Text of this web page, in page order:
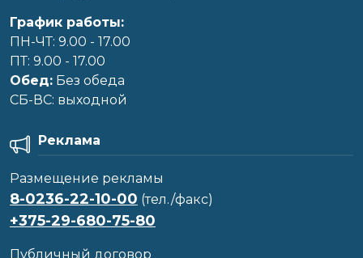
График работы:
ПН-ЧТ: 9.00 - 17.00
ПТ: 9.00 - 17.00
Обед: Без обеда
CБ-ВС: выходной
Реклама
Размещение рекламы
8-0236-22-10-00 (тел./факс)
+375-29-680-75-80
Публичный договор